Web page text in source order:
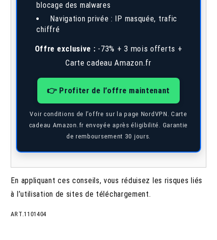
blocage des malwares
Navigation privée : IP masquée, trafic
chiffré
Offre exclusive : -73% + 3 mois offerts +
Carte cadeau Amazon.fr
👉 Profiter de l’offre maintenant
Voir conditions de l’offre sur la page NordVPN. Carte
cadeau Amazon.fr envoyée après éligibilité. Garantie
de remboursement 30 jours.
En appliquant ces conseils, vous réduisez les risques liés
à l’utilisation de sites de téléchargement.
ART.1101404